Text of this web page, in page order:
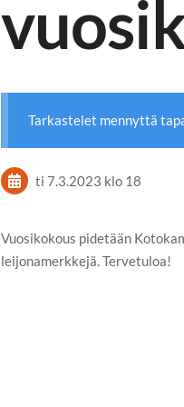
Tarkastelet mennyttä
ti 7.3.2023 klo 18
Vuosikokous pidetään
leijonamerkkejä. Tervetuloa!